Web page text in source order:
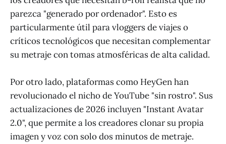
parezca "generado por ordenador". Esto es
particularmente útil para vloggers de viajes o
críticos tecnológicos que necesitan complementar
su metraje con tomas atmosféricas de alta calidad.
Por otro lado, plataformas como HeyGen han
revolucionado el nicho de YouTube "sin rostro". Sus
actualizaciones de 2026 incluyen "Instant Avatar
2.0", que permite a los creadores clonar su propia
imagen y voz con solo dos minutos de metraje.